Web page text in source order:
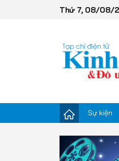
Thứ 7, 08/08/
Sự kiện
Kinh tế - Tiêu